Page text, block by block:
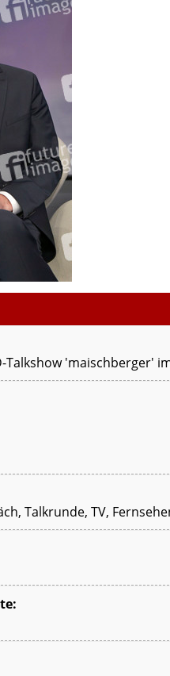
Talkshow 'maischberger'
Talkrunde, TV,